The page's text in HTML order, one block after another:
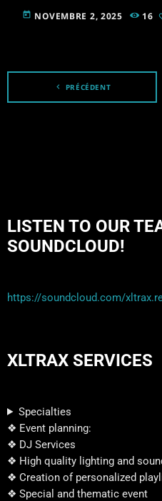
today NOVEMBRE 2, 2025 16
navigate_before PRÉCÉDENT
LISTEN TO OUR
SOUNDCLOUD!
https://soundcloud.com/
XLTRAX SERVICES
Specialties
❖ Event planning:
❖ DJ Services
❖ High quality lighting and
❖ Creation of personalized
❖ Special and thematic event